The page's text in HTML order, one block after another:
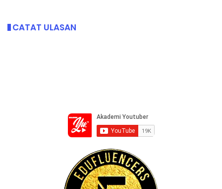
CATAT ULASAN